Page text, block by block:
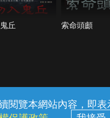
覽本網站內容，即
丘 索命頭顱
隱私權保護